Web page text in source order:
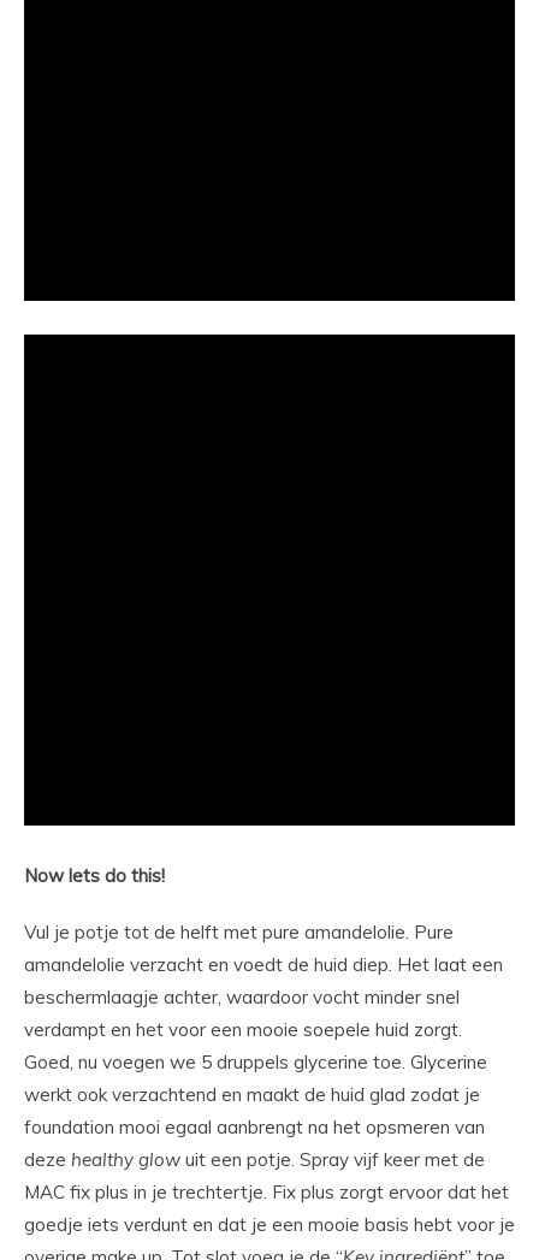
Now lets do this!
Vul je potje tot de helft met pure amandelolie. Pure
amandelolie verzacht en voedt de huid diep. Het laat een
beschermlaagje achter, waardoor vocht minder snel
verdampt en het voor een mooie soepele huid zorgt.
Goed, nu voegen we 5 druppels glycerine toe. Glycerine
werkt ook verzachtend en maakt de huid glad zodat je
foundation mooi egaal aanbrengt na het opsmeren van
deze healthy glow uit een potje. Spray vijf keer met de
MAC fix plus in je trechtertje. Fix plus zorgt ervoor dat het
goedje iets verdunt en dat je een mooie basis hebt voor je